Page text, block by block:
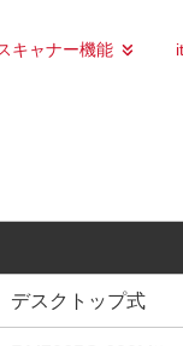
キャナー機能
デスクトップ式